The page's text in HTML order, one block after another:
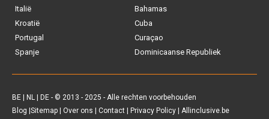
Italië
Kroatië
Portugal
Spanje
Bahamas
Cuba
Curaçao
Dominicaanse Republiek
BE NL DE - © 2013 - 2025 - Alle rechten voorbehouden
Blog Sitemap Over ons Contact Privacy Policy | Allinclusive.be
Vakantiediscounter
D-reizen